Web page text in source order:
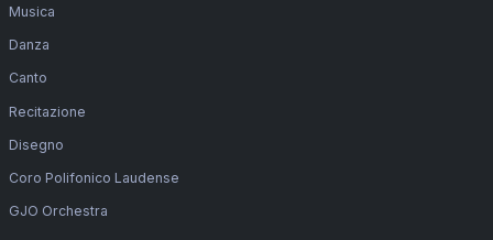
Musica
Danza
Canto
Recitazione
Disegno
Coro Polifonico Laudense
GJO Orchestra